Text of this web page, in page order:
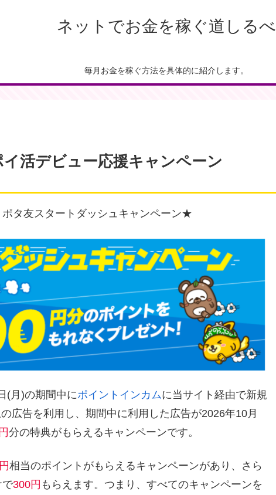
ネットでお金を稼ぐ道しるべ
毎月お金を稼ぐ方法を具体的に紹介します。
活デビュー応援キャンペーン
タ友スタートダッシュキャンペーン★
(月)の期間中にポイントインカムに当サイト経由で新規
広告を利用し、期間中に利用した広告が2026年10月
分の特典がもらえるキャンペーンです。
相当のポイントがもらえるキャンペーンがあり、さら
で300円 もらえます。つまり、すべてのキャンペーンを